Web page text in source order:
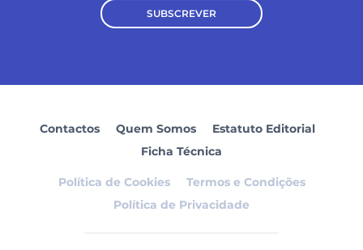
SUBSCREVER
Contactos Quem Somos
Estatuto Editorial
Ficha Técnica
Política de Cookies
Termos e Condições
Política de Privacidade